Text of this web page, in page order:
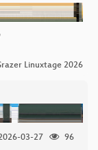
Linuxtage 2026
03-27
96